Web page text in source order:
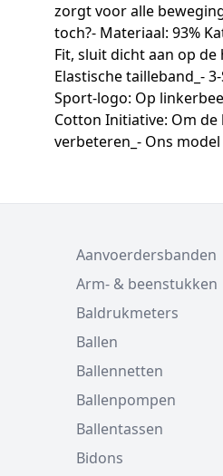
zorgt voor alle
toch?- Materiaal: 93%
Fit, sluit dicht aan op
Elastische tailleband_-
Sport-logo: Op
Cotton Initiative: Om
verbeteren_- Ons
Aanvoerdersbanden
Arm- & beenstukken
Baldrukmeters
Ballen
Ballennetten
Ballenpompen
Ballentassen
Bidons